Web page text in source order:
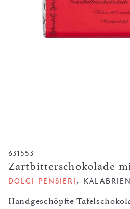
631553
Zartbitterschokolade
Handgeschöpfte
DOLCI PENSIERI , KALABRIEN